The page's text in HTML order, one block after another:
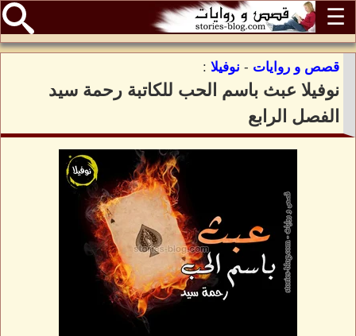
☰
قصص و روايات - نوفيلا :
نوفيلا عبث باسم الحب للكاتبة رحمة سيد
الفصل الرابع